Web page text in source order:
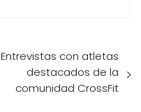
Entrevistas con atletas
destacados de la
comunidad CrossFit